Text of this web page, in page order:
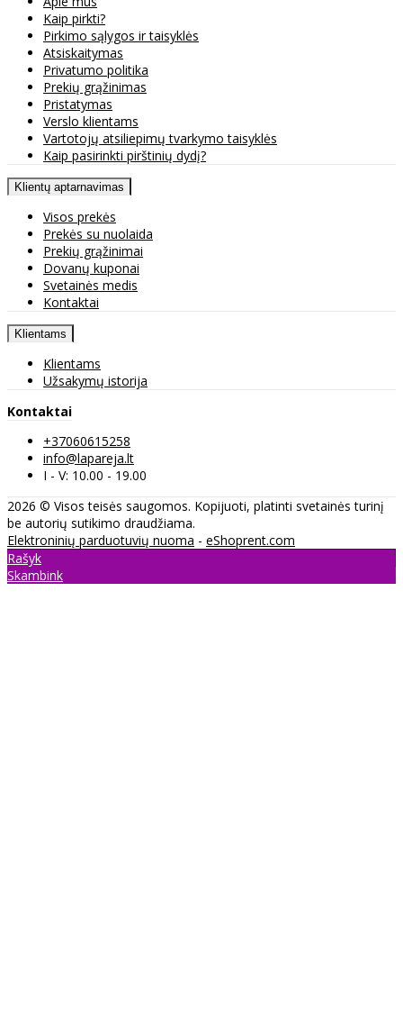
Kaip pirkti?
Pirkimo sąlygos ir taisyklės
Atsiskaitymas
Privatumo politika
Prekių grąžinimas
Pristatymas
Verslo klientams
Vartotojų atsiliepimų tvarkymo taisyklės
Kaip pasirinkti pirštinių dydį?
Klientų aptarnavimas
Visos prekės
Prekės su nuolaida
Prekių grąžinimai
Dovanų kuponai
Svetainės medis
Kontaktai
Klientams
Klientams
Užsakymų istorija
Kontaktai
+37060615258
info@lapareja.lt
I - V: 10.00 - 19.00
2026 © Visos teisės saugomos. Kopijuoti, platinti svetainės turinį
be autorių sutikimo draudžiama.
Elektroninių parduotuvių nuoma - eShoprent.com
Rašyk
Skambink